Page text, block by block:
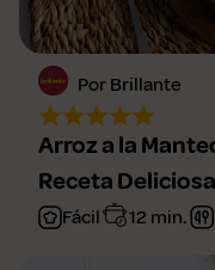
Por Brillante
Arroz a la
Receta
Fácil 12 min.